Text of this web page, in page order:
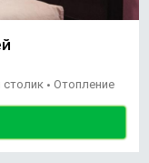
• Отопление